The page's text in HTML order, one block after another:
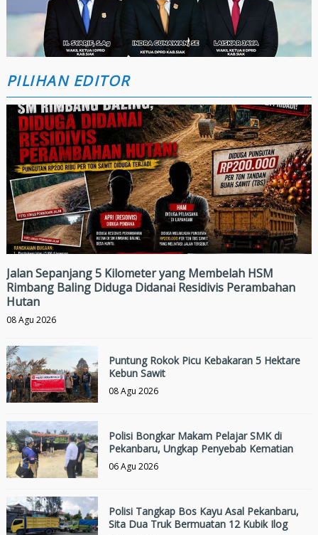
PILIHAN EDITOR
Jalan Sepanjang 5 Kilometer yang Membelah HSM
Rimbang Baling Diduga Didanai Residivis Perambahan
Hutan
08 Agu 2026
Puntung Rokok Picu Kebakaran 5 Hektare
Kebun Sawit
08 Agu 2026
Polisi Bongkar Makam Pelajar SMK di
Pekanbaru, Ungkap Penyebab Kematian
06 Agu 2026
Polisi Tangkap Bos Kayu Asal Pekanbaru,
Sita Dua Truk Bermuatan 12 Kubik Ilog